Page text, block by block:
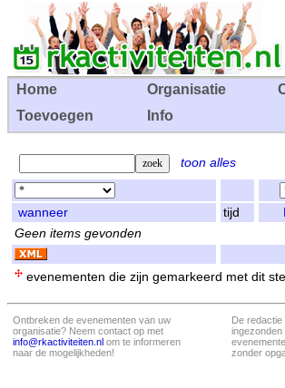
Home Organisatie
Toevoegen
Info
toon alles
wanneer tijd
Geen items gevonden
evenementen die zijn gemarkeerd met dit
Ontbreken de evenementen van uw
organisatie? Neem contact op met
info@rkactiviteiten.nl om te informeren
naar de mogelijkheden!
De
ingezonden
zonder